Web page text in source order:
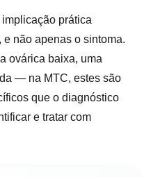
prática
, e não apenas o sintoma.
ovárica baixa, uma
— na MTC, estes são
que o diagnóstico
e tratar com